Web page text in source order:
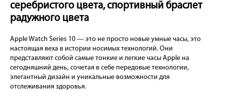
серебристого цвета, спортивный браслет
радужного цвета
Apple Watch Series 10 — это не просто новые умные часы, это
настоящая веха в истории носимых технологий. Они
представляют собой самые тонкие и легкие часы Apple на
сегодняшний день, сочетая в себе передовые технологии,
элегантный дизайн и уникальные возможности для
отслеживания здоровья.